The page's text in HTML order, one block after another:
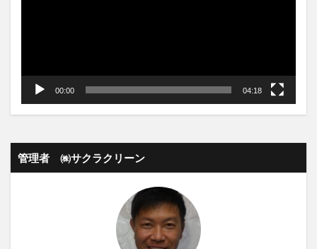
00:00 04:18
管理者 ㈱サクラクリーン